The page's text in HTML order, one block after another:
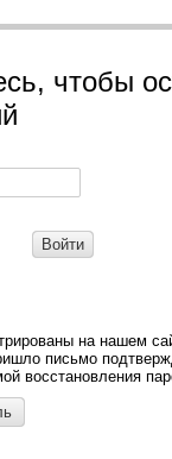
чтобы
Войти
на нашем
письмо
восстановления